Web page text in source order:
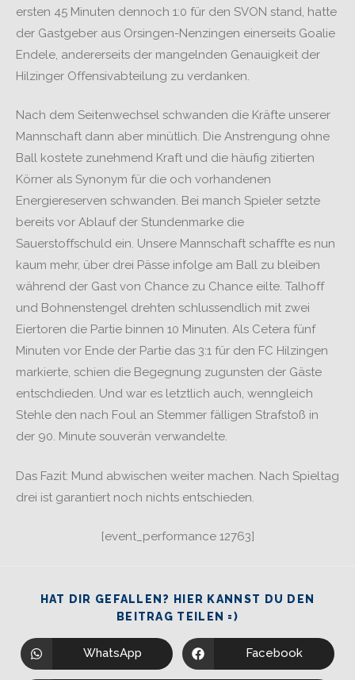
ersten 45 Minuten dennoch 1:0 für den SVON stand, hatte
der Gastgeber aus Orsingen-Nenzingen einerseits Goalie
Endele, andererseits der mangelnden Genauigkeit der
Hilzinger Offensivabteilung zu verdanken.
Nach dem Seitenwechsel schwanden die Kräfte unserer
Mannschaft dann aber minütlich. Die Anstrengung ohne
Ball kostete zunehmend Kraft und die häufig zitierten
Körner als Synonym für die och vorhandenen
Energiereserven schwanden. Bei manch Spieler setzte
bereits vor Ablauf der Stundenmarke die
Sauerstoffschuld ein. Unsere Mannschaft schaffte es nun
kaum mehr, über drei Pässe infolge am Ball zu bleiben
während der Gast von Chance zu Chance eilte. Talhoff
und Bohnenstengel drehten schlussendlich mit zwei
Eiertoren die Partie binnen 10 Minuten. Als Cetera fünf
Minuten vor Ende der Partie das 3:1 für den FC Hilzingen
markierte, schien die Begegnung zugunsten der Gäste
entschdieden. Und war es letztlich auch, wenngleich
Stehle den nach Foul an Stemmer fälligen Strafstoß in
der 90. Minute souverän verwandelte.
Das Fazit: Mund abwischen weiter machen. Nach Spieltag
drei ist garantiert noch nichts entschieden.
[event_performance 12763]
HAT DIR GEFALLEN? HIER KANNST DU DEN
BEITRAG TEILEN =)
WhatsApp Facebook